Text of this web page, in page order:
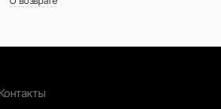
Контакты